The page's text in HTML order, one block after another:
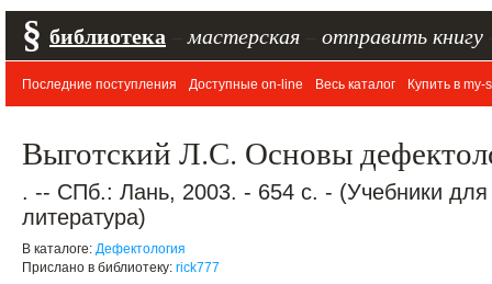
§ библиотека мастерская отправить книгу
Последние поступления Доступные on-line Весь каталог Купить в my-
Выготский Л.С. Основы
. -- СПб.: Лань, 2003. - 654 с. - (Учебники
литература)
В каталоге: Дефектология
Прислано в библиотеку: rick777